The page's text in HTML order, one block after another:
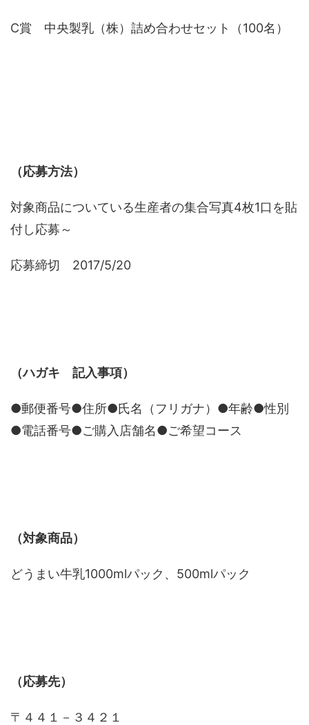
C賞 中央製乳（株）詰め合わせセット（100名）
（応募方法）
対象商品についている生産者の集合写真4枚1口を貼
付し応募～
応募締切 2017/5/20
（ハガキ 記入事項）
●郵便番号●住所●氏名（フリガナ）●年齢●性別
●電話番号●ご購入店舗名●ご希望コース
（対象商品）
どうまい牛乳1000mlパック、500mlパック
（応募先）
〒４４１－３４２１